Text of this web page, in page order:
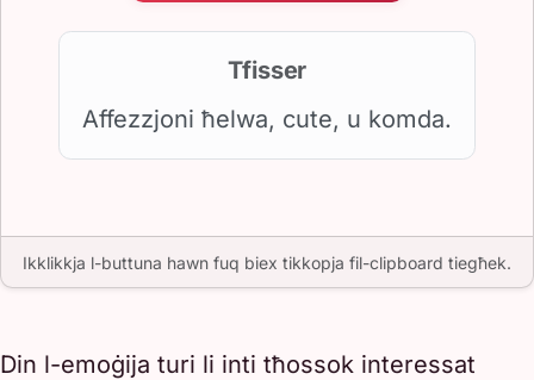
Tfisser
Affezzjoni ħelwa, cute, u komda.
Ikklikkja l-buttuna hawn fuq biex tikkopja fil-clipboard tiegħek.
Din l-emoġija turi li inti tħossok interessat